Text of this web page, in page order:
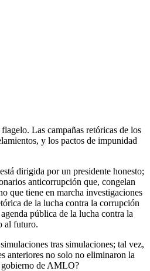
Las campañas retóricas de los
y los pactos de impunidad
dirigida por un presidente honesto;
anticorrupción que, congelan
que tiene en marcha investigaciones
de la lucha contra la corrupción
pública de la lucha contra la
al futuro.
tras simulaciones; tal vez,
anteriores no solo no eliminaron la
gobierno de AMLO?